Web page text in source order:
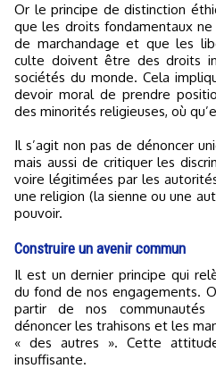
Or le principe de distinction
que les droits fondamentaux
de marchandage et que les
culte doivent être des droits
sociétés du monde. Cela
devoir moral de prendre
des minorités religieuses, où
Il s’agit non pas de dénoncer
mais aussi de critiquer les
voire légitimées par les
une religion (la sienne ou une
pouvoir.
Construire un avenir commun
Il est un dernier principe qui relève de la forme autant que
du fond de nos engagements.
partir de nos communautés
dénoncer les trahisons et les
« des autres ». Cette
insuffisante.